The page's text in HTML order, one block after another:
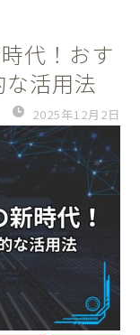
代！おす
活用法
2025年12月2日